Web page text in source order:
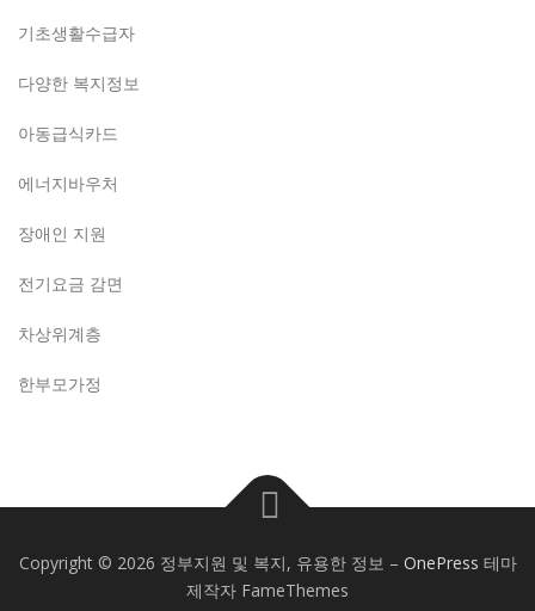
기초생활수급자
다양한 복지정보
아동급식카드
에너지바우처
장애인 지원
전기요금 감면
차상위계층
한부모가정
Copyright © 2026 정부지원 및 복지, 유용한 정보 – OnePress 테마
제작자 FameThemes